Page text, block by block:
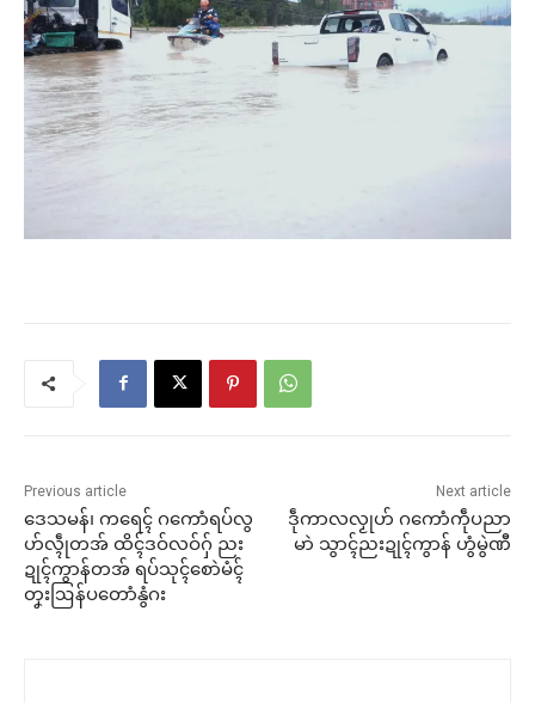
Previous article
ဒေသမန်၊ ကရေၚ် ဂကောံရပ်လွ
ဟ်လ္ၚဵုတအ် ထိၚ်ဒဝ်လဝ်ဂှ် ညး
ဍုၚ်ကွာန်တအ် ရပ်သုၚ်စောဲမံၚ်
တၞးဩန်ပတောံနွံဂး
Next article
ဒဵုကာလလၟုဟ် ဂကောံကဵုပညာ
မာဲ သွာၚ်ညးဍုၚ်ကွာန် ဟွံမွဲဏီ